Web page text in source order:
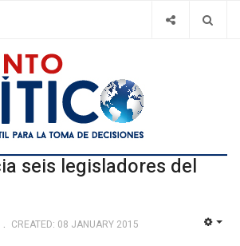
seis legisladores del
CREATED: 08 JANUARY 2015